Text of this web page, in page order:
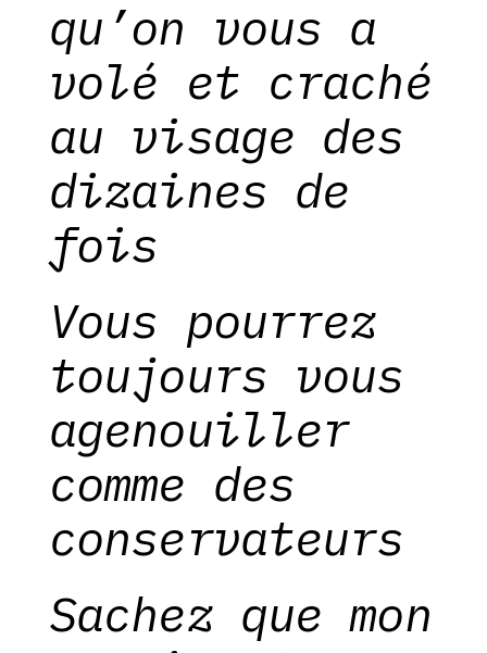
qu’on vous a
volé et craché
au visage des
dizaines de
fois
Vous pourrez
toujours vous
agenouiller
comme des
conservateurs
Sachez que mon